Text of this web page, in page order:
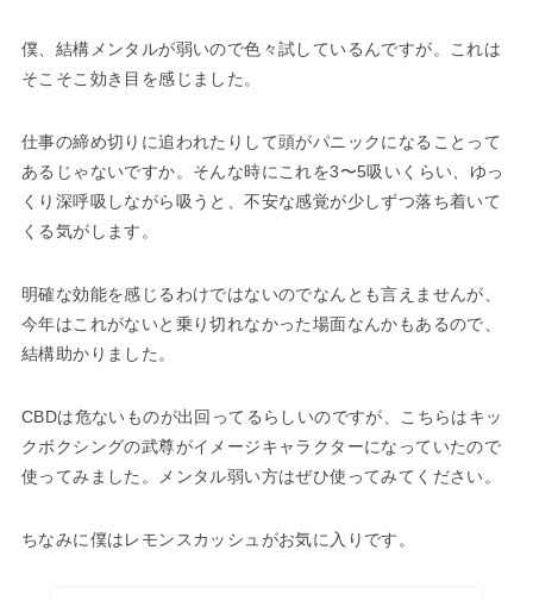
僕、結構メンタルが弱いので色々試しているんですが。これは
そこそこ効き目を感じました。
仕事の締め切りに追われたりして頭がパニックになることって
あるじゃないですか。そんな時にこれを3〜5吸いくらい、ゆっ
くり深呼吸しながら吸うと、不安な感覚が少しずつ落ち着いて
くる気がします。
明確な効能を感じるわけではないのでなんとも言えませんが、
今年はこれがないと乗り切れなかった場面なんかもあるので、
結構助かりました。
CBDは危ないものが出回ってるらしいのですが、こちらはキッ
クボクシングの武尊がイメージキャラクターになっていたので
使ってみました。メンタル弱い方はぜひ使ってみてください。
ちなみに僕はレモンスカッシュがお気に入りです。